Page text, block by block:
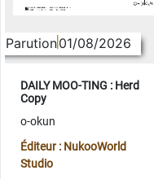
Parution01/08/2026
DAILY MOO-TING : Herd
Copy
o-okun
Éditeur : NukooWorld
Studio